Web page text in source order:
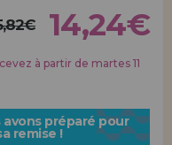
14,24€
à partir de martes 11
préparé pour
remise !